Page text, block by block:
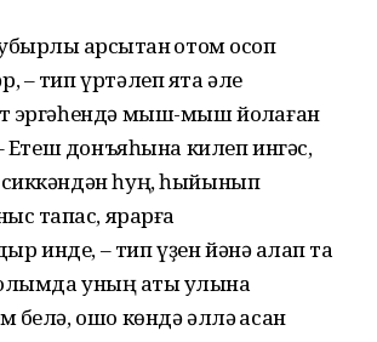
ҡарсыҡтан ҡотом осоп
– тип үртəлеп ята əле
эргəһендə мыш-мыш йоҡлаған
Етеш донъяһына килеп ингəс,
һуң, һыйынып
тапҡас, ярарға
инде, – тип үҙен йəнə аҡлап та
уның ҡаты ҡулына
белə, ошо кɵндə əллə ҡасан